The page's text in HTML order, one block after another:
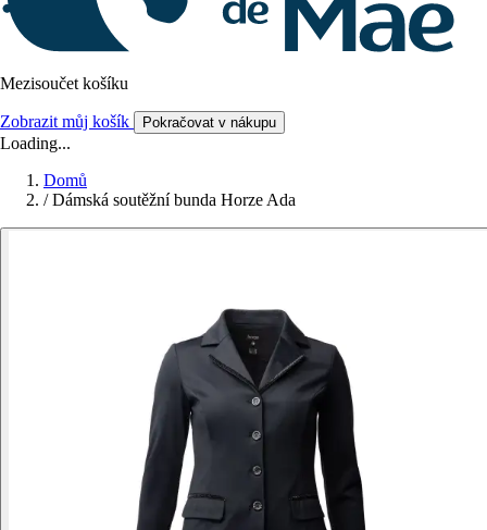
Mezisoučet košíku
Zobrazit můj košík Pokračovat v nákupu
Loading...
Domů
/ Dámská soutěžní bunda Horze Ada